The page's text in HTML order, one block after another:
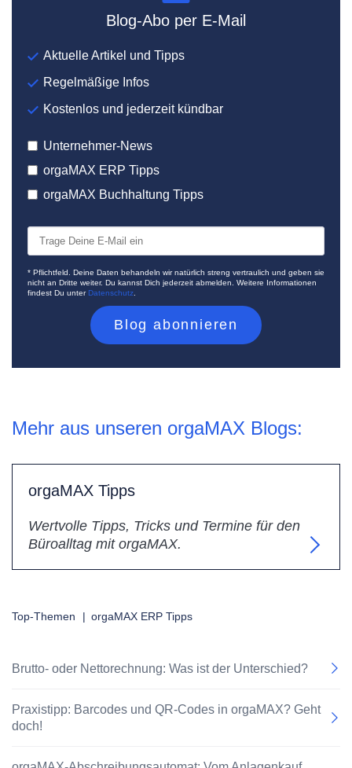
Blog-Abo per E-Mail
Aktuelle Artikel und Tipps
Regelmäßige Infos
Kostenlos und jederzeit kündbar
Unternehmer-News
orgaMAX ERP Tipps
orgaMAX Buchhaltung Tipps
* Pflichtfeld. Deine Daten behandeln wir natürlich streng vertraulich und geben sie
nicht an Dritte weiter. Du kannst Dich jederzeit abmelden. Weitere Informationen
findest Du unterDatenschutz
Mehr aus unseren orgaMAX Blogs:
orgaMAX Tipps
Wertvolle Tipps, Tricks und Termine für den
Büroalltag mit orgaMAX.
Top-Themen | orgaMAX ERP Tipps
Brutto- oder Nettorechnung: Was ist der Unterschied?
Praxistipp: Barcodes und QR-Codes in orgaMAX? Geht
doch!